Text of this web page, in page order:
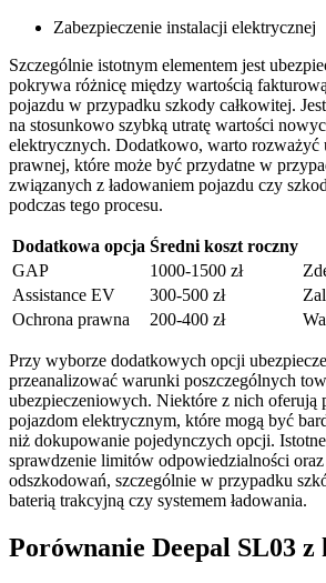
Zabezpieczenie instalacji elektrycznej
Szczególnie istotnym elementem jest
pokrywa różnicę między wartością
pojazdu w przypadku szkody całkowitej.
na stosunkowo szybką utratę wartości
elektrycznych. Dodatkowo, warto rozważyć
prawnej, które może być przydatne w
związanych z ładowaniem pojazdu czy
podczas tego procesu.
Dodatkowa opcja Średni koszt roczny
GAP
1000-1500 zł
Assistance EV
300-500 zł
Ochrona prawna
200-400 zł
Przy wyborze dodatkowych opcji
przeanalizować warunki poszczególnych
ubezpieczeniowych. Niektóre z nich oferują
pojazdom elektrycznym, które mogą być
niż dokupowanie pojedynczych opcji.
sprawdzenie limitów odpowiedzialności
odszkodowań, szczególnie w przypadku
baterią trakcyjną czy systemem ładowania.
Porównanie Deepal SL03